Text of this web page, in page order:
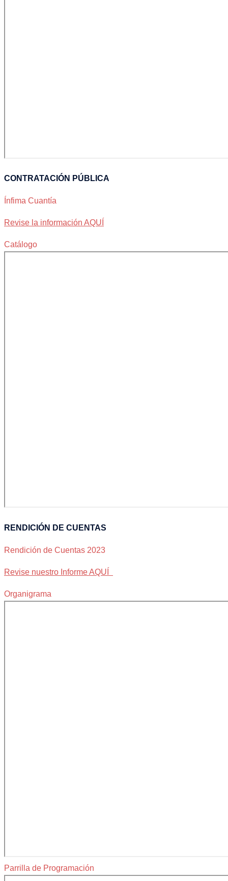
CONTRATACIÓN PÚBLICA
Ínfima Cuantía
Revise la información AQUÍ
Catálogo
RENDICIÓN DE CUENTAS
Rendición de Cuentas 2023
Revise nuestro Informe AQUÍ
Organigrama
Parrilla de Programación